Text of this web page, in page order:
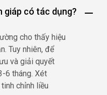
giáp có tác dụng?
cho thấy hiệu
Tuy nhiên, để
và giải quyết
6 tháng. Xét
chỉnh liều